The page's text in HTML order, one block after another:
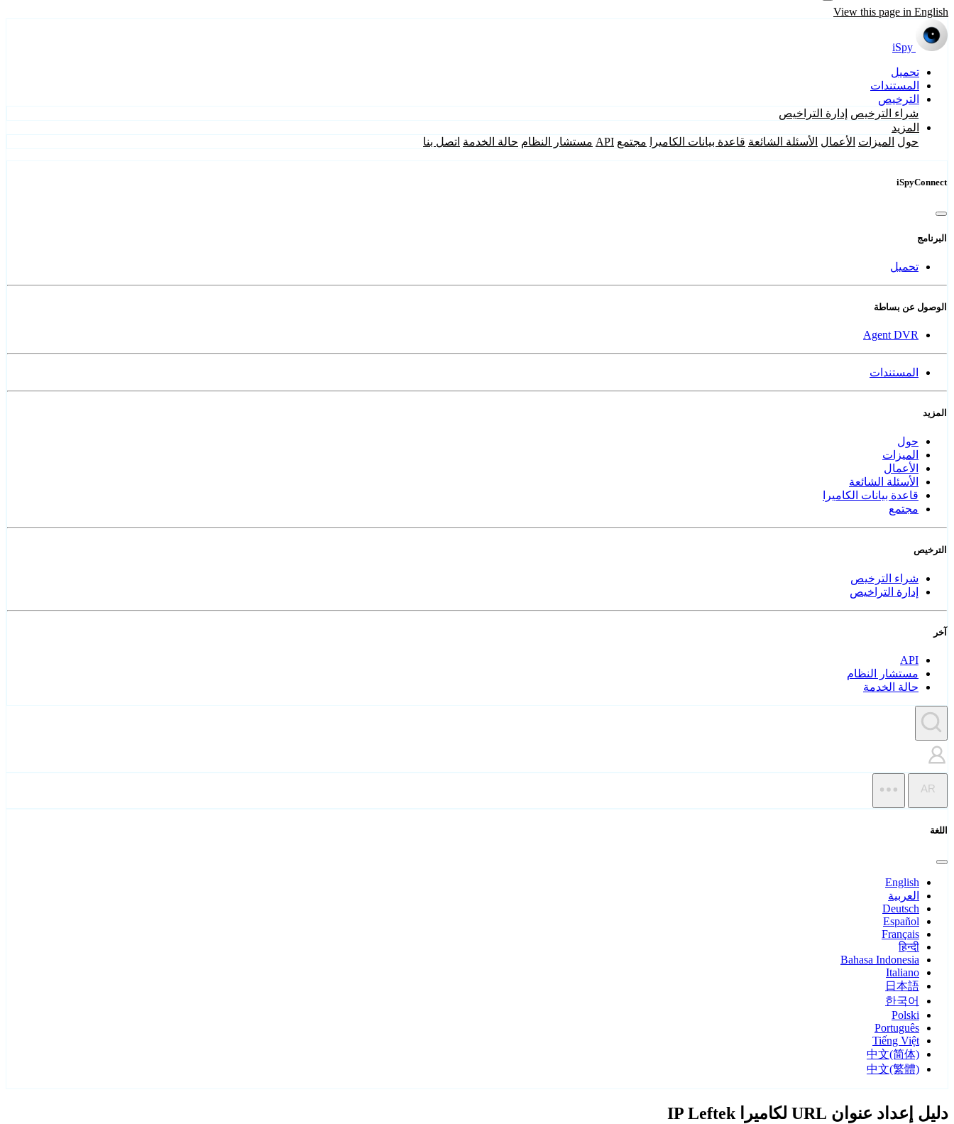
View this page in English
iSpy
تحميل
المستندات
الترخيص
شراء الترخيص إدارة التراخيص
المزيد
حول الميزات الأعمال الأسئلة الشائعة قاعدة بيانات الكاميرا مجتمع API مستشار النظام حالة الخدمة اتصل بنا
iSpyConnect
البرنامج
تحميل
الوصول عن بساطة
Agent DVR
المستندات
المزيد
حول
الميزات
الأعمال
الأسئلة الشائعة
قاعدة بيانات الكاميرا
مجتمع
الترخيص
شراء الترخيص
إدارة التراخيص
آخر
API
مستشار النظام
حالة الخدمة
AR
اللغة
English
العربية
Deutsch
Español
Français
हिन्दी
Bahasa Indonesia
Italiano
日本語
한국어
Polski
Português
Tiếng Việt
中文(简体)
中文(繁體)
دليل إعداد عنوان URL لكاميرا IP Leftek